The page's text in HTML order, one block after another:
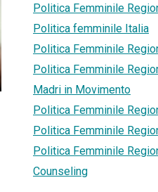
Politica Femminile
Politica femminile Italia
Politica Femminile
Politica Femminile
Madri in Movimento
Politica Femminile
Politica Femminile
Politica Femminile
Counseling